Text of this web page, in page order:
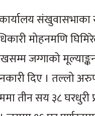
मोहनमणि
जग्गाको
दिए । तल्लो
तीन सय ३८ घरधुरी